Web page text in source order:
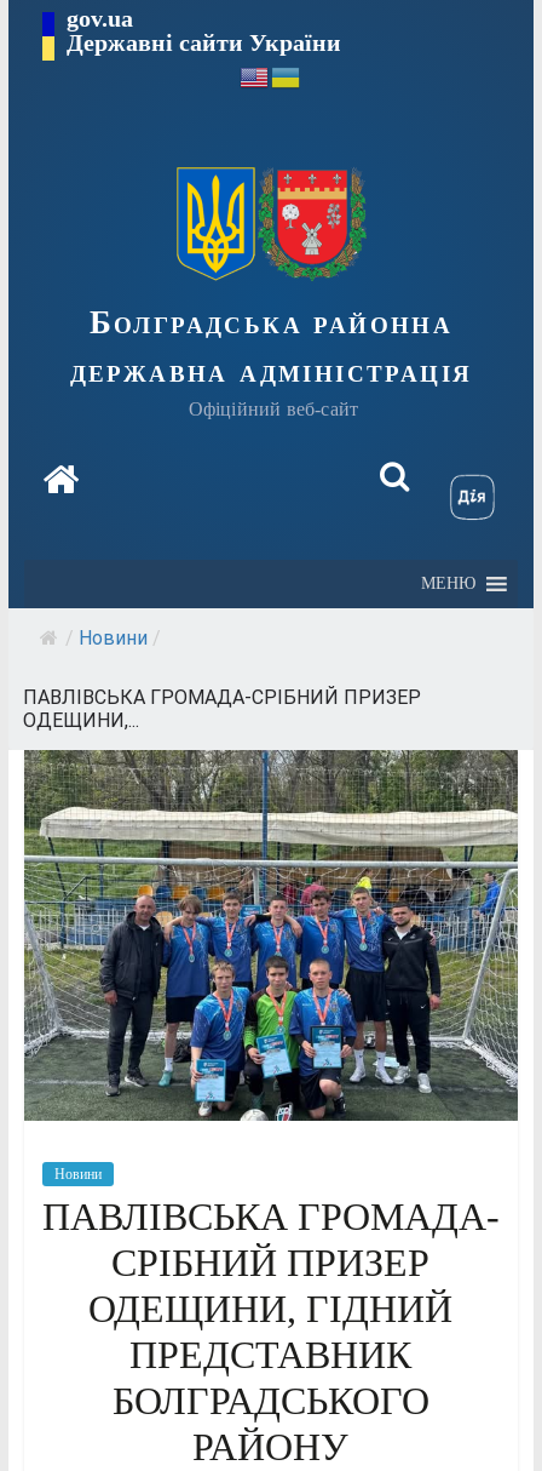
Перейтиgov.ua
Державні сайти України
Болградська районна
державна адміністрація
Офіційний веб-сайт
МЕНЮ
/ Новини /
ПАВЛІВСЬКА ГРОМАДА-СРІБНИЙ ПРИЗЕР
ОДЕЩИНИ,...
Новини
ПАВЛІВСЬКА ГРОМАДА-
СРІБНИЙ ПРИЗЕР
ОДЕЩИНИ, ГІДНИЙ
ПРЕДСТАВНИК
БОЛГРАДСЬКОГО
РАЙОНУ